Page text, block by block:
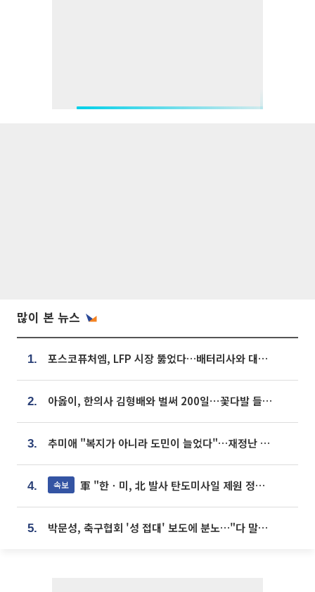
많이 본 뉴스
1. 포스코퓨처엠, LFP 시장 뚫었다…배터리사와 대규모 장기 공급 합의
2. 아옳이, 한의사 김형배와 벌써 200일⋯꽃다발 들고 "프러포즈 아냐"
3. 추미애 "복지가 아니라 도민이 늘었다"…재정난 책임론 정면돌파
4. 속보 軍 "한ㆍ미, 北 발사 탄도미사일 제원 정밀분석 중"
5. 박문성, 축구협회 '성 접대' 보도에 분노…"다 말아먹으려고 작정했나"